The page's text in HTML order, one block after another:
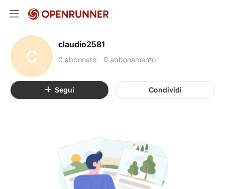
C
claudio2581
0 abbonato 0 abbonamento
Segui Condividi